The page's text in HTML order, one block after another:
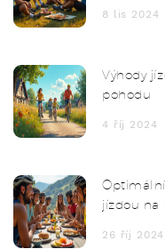
8 lis 2024
Výhody
pohodu
4 říj 2024
jízdou na
26 říj 2024